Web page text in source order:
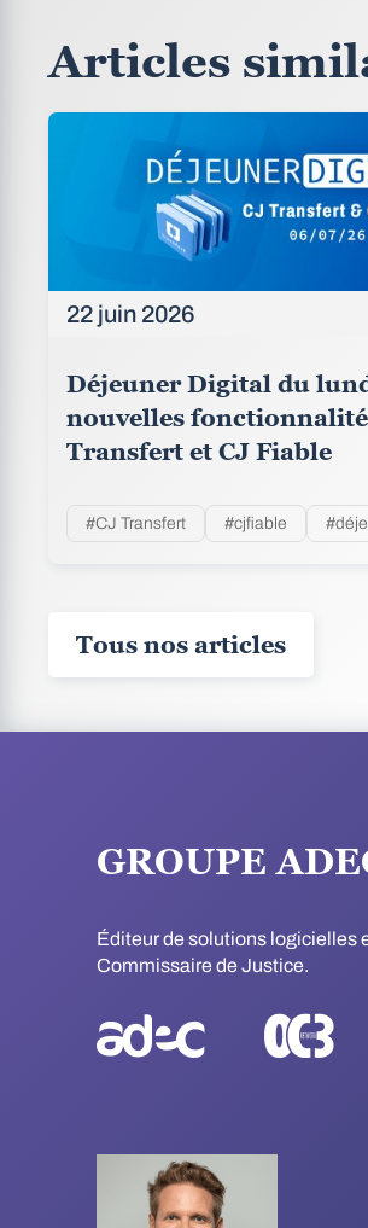
Articles
22 juin 2026
Déjeuner Digital du
nouvelles
Transfert et CJ Fiable
#CJ Transfert #cjfiable
Tous nos articles
GROUPE
Éditeur de solutions logicielles
Commissaire de Justice.